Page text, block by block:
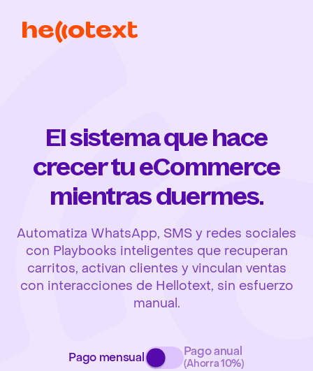
El sistema que hace
crecer tu eCommerce
mientras duermes.
Automatiza WhatsApp, SMS y redes sociales
con Playbooks inteligentes que recuperan
carritos, activan clientes y vinculan ventas
con interacciones de Hellotext, sin esfuerzo
manual.
Pago mensual Pago anual
(Ahorra 10%)